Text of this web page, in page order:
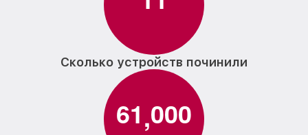
Сколько устройств починили
61,000